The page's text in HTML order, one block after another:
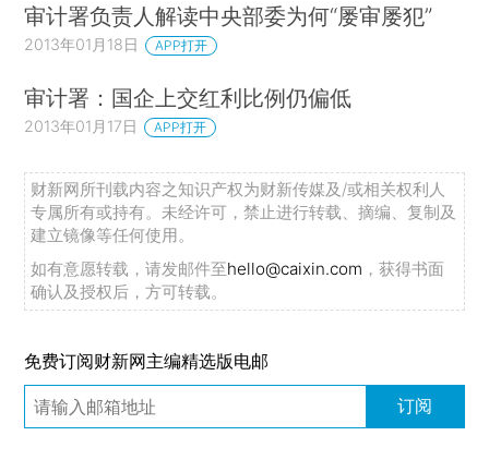
审计署负责人解读中央部委为何“屡审屡犯”
2013年01月18日 APP打开
审计署：国企上交红利比例仍偏低
2013年01月17日 APP打开
财新网所刊载内容之知识产权为财新传媒及/或相关权利人
专属所有或持有。未经许可，禁止进行转载、摘编、复制及
建立镜像等任何使用。
如有意愿转载，请发邮件至hello@caixin.com ，获得书面
确认及授权后，方可转载。
免费订阅财新网主编精选版电邮
订阅